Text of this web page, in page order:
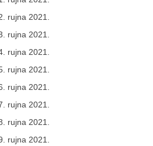
rujna 2021.
rujna 2021.
rujna 2021.
rujna 2021.
rujna 2021.
rujna 2021.
rujna 2021.
rujna 2021.